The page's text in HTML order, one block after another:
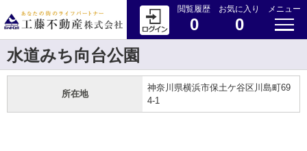
閲覧履歴
0
お気に入り
0
メニュー
水道みち向台公園
所在地
神奈川県横浜市保土ケ谷区川島町69
4-1